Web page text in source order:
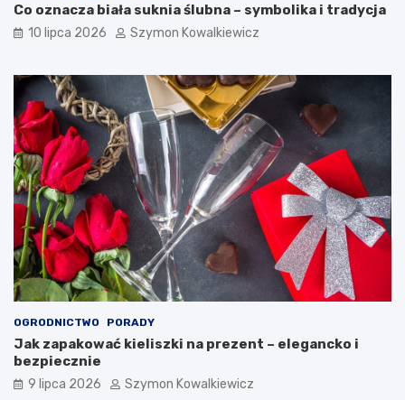
Co oznacza biała suknia ślubna – symbolika i tradycja
10 lipca 2026 Szymon Kowalkiewicz
OGRODNICTWO PORADY
Jak zapakować kieliszki na prezent – elegancko i
bezpiecznie
9 lipca 2026 Szymon Kowalkiewicz